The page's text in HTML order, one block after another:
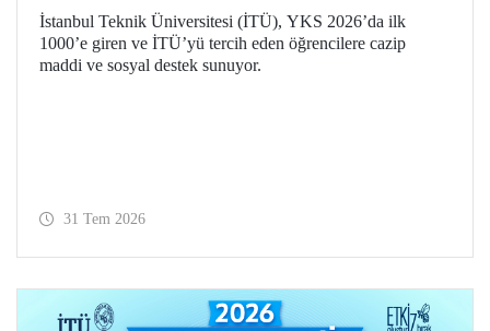
İstanbul Teknik Üniversitesi (İTÜ), YKS 2026’da ilk
1000’e giren ve İTÜ’yü tercih eden öğrencilere cazip
maddi ve sosyal destek sunuyor.
31 Tem 2026